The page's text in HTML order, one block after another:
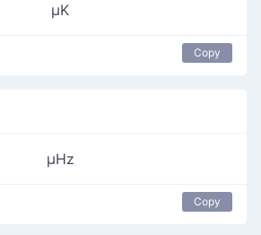
µK
Copy
µHz
Copy